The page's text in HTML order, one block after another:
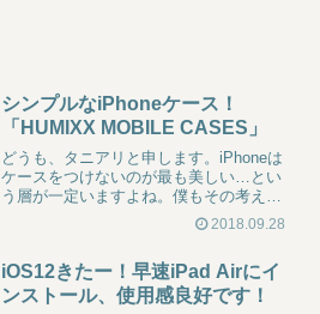
シンプルなiPhoneケース！
「HUMIXX MOBILE CASES」
どうも、タニアリと申します。iPhoneは
ケースをつけないのが最も美しい…とい
う層が一定いますよね。僕もその考えを
支持したい、したいのですが、ケースを
つけずに使うにはiPhoneは大きく、そし
です。大きく...
2018.09.28
iOS12きたー！早速iPad Airにイ
ンストール、使用感良好です！